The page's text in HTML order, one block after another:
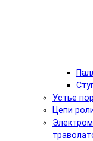
Устье
Цепи